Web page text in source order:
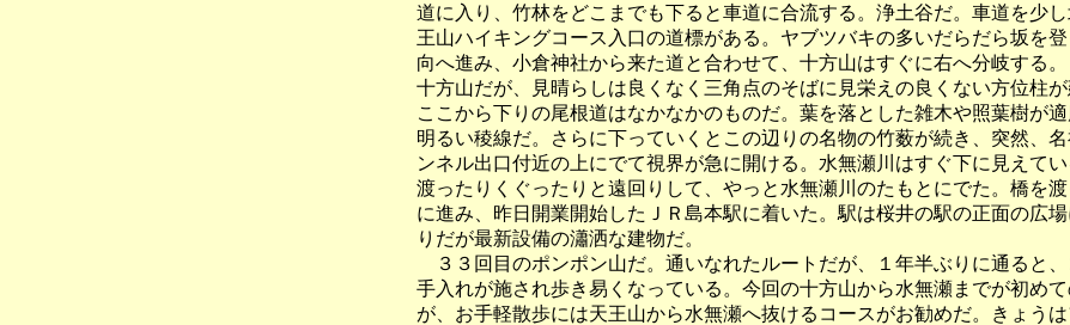
道に入り、竹林をどこまでも下ると車道に合流する。浄土谷だ。車道を少
王山ハイキングコース入口の道標がある。ヤブツバキの多いだらだら坂を
向へ進み、小倉神社から来た道と合わせて、十方山はすぐに右へ分岐する
十方山だが、見晴らしは良くなく三角点のそばに見栄えの良くない方位柱が
ここから下りの尾根道はなかなかのものだ。葉を落とした雑木や照葉樹が
明るい稜線だ。さらに下っていくとこの辺りの名物の竹薮が続き、突然、名
ンネル出口付近の上にでて視界が急に開ける。水無瀬川はすぐ下に見えて
渡ったりくぐったりと遠回りして、やっと水無瀬川のたもとにでた。橋を
に進み、昨日開業開始したＪＲ島本駅に着いた。駅は桜井の駅の正面の広
りだが最新設備の瀟洒な建物だ。
３３回目のポンポン山だ。通いなれたルートだが、１年半ぶりに通ると
手入れが施され歩き易くなっている。今回の十方山から水無瀬までが初め
が、お手軽散歩には天王山から水無瀬へ抜けるコースがお勧めだ。きょう